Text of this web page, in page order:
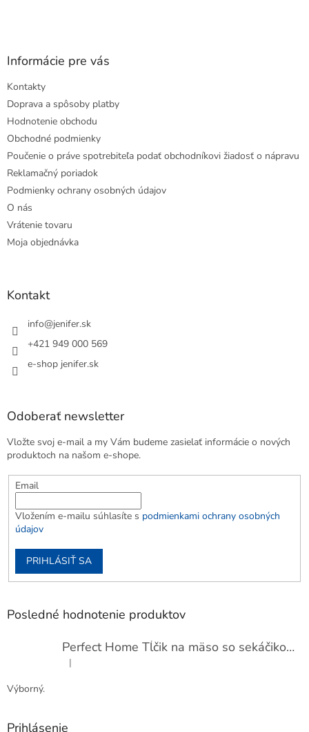
Informácie pre vás
Kontakty
Doprava a spôsoby platby
Hodnotenie obchodu
Obchodné podmienky
Poučenie o práve spotrebiteľa podať obchodníkovi žiadosť o nápravu
Reklamačný poriadok
Podmienky ochrany osobných údajov
O nás
Vrátenie tovaru
Moja objednávka
Kontakt
info@jenifer.sk
+421 949 000 569
e-shop jenifer.sk
Odoberať newsletter
Vložte svoj e-mail a my Vám budeme zasielať informácie o nových
produktoch na našom e-shope.
Email
Vložením e-mailu súhlasíte s podmienkami ochrany osobných
údajov
PRIHLÁSIŤ SA
Posledné hodnotenie produktov
Perfect Home Tĺčik na mäso so sekáčikom, 56893
Hodnotenie produktu je 5 z 5 hviezdičiek.
|
Výborný.
Prihlásenie